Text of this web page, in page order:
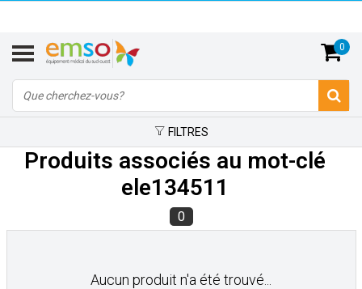
0
FILTRES
Produits associés au mot-clé
ele134511
0
Aucun produit n'a été trouvé...